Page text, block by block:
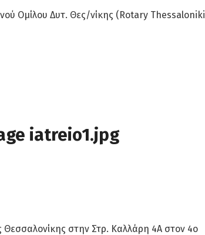
Ομίλου Δυτ. Θες/νίκης (Rotary Thessaloniki
Θεσσαλονίκης στην Στρ. Καλλάρη 4Α στον 4ο